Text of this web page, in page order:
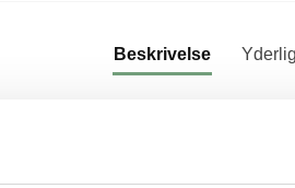
Beskrivelse
Putting Cup.
velour.